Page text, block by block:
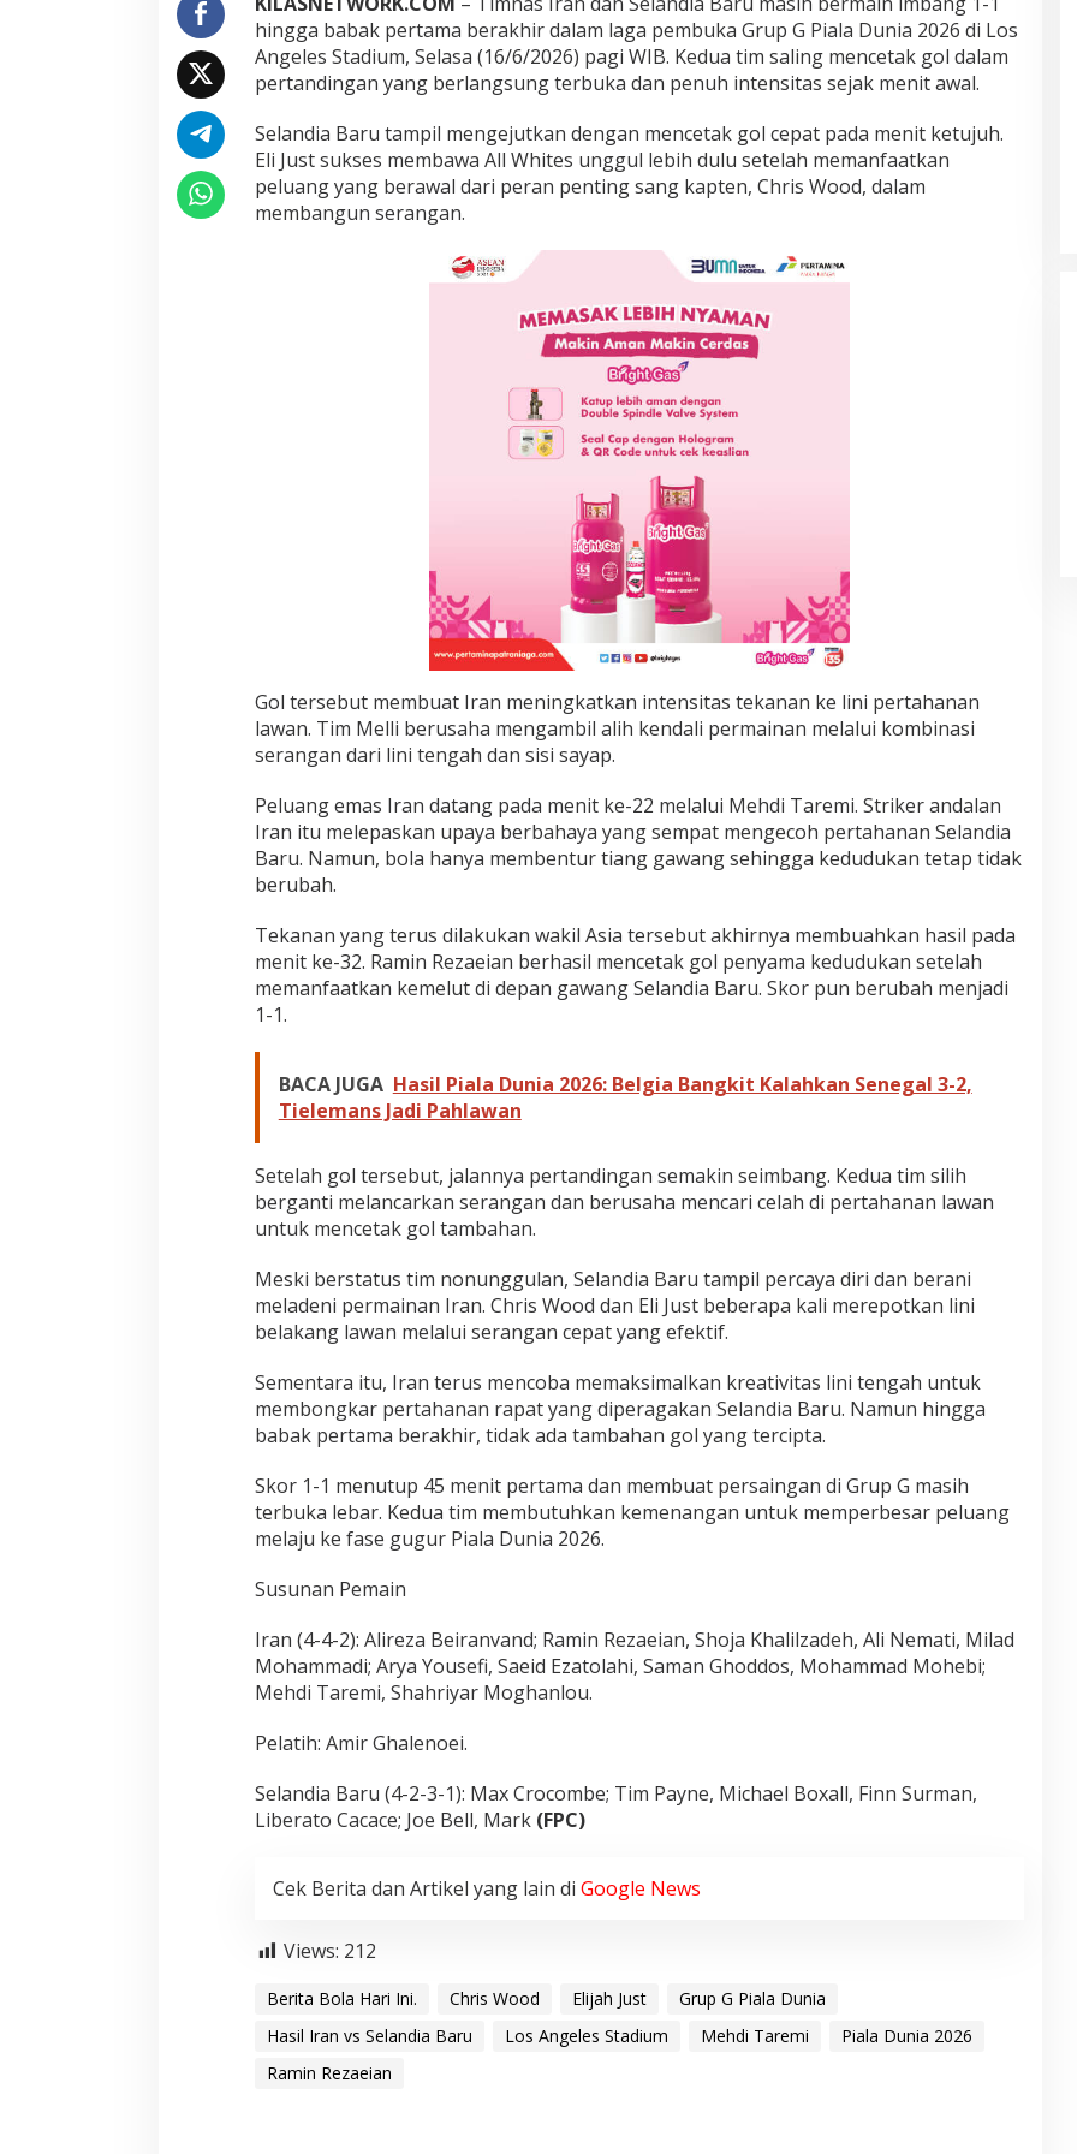
a
m
a
,
e
z
a
e
i
hingga babak pertama berakhir dalam laga pembuka Grup G Piala Dunia 2026 di Los
Angeles Stadium, Selasa (16/6/2026) pagi WIB. Kedua tim saling mencetak gol dalam
pertandingan yang berlangsung terbuka dan penuh intensitas sejak menit awal.
Selandia Baru tampil mengejutkan dengan mencetak gol cepat pada menit ketujuh.
Eli Just sukses membawa All Whites unggul lebih dulu setelah memanfaatkan
peluang yang berawal dari peran penting sang kapten, Chris Wood, dalam
membangun serangan.
Gol tersebut membuat Iran meningkatkan intensitas tekanan ke lini pertahanan
lawan. Tim Melli berusaha mengambil alih kendali permainan melalui kombinasi
serangan dari lini tengah dan sisi sayap.
Peluang emas Iran datang pada menit ke-22 melalui Mehdi Taremi. Striker andalan
Iran itu melepaskan upaya berbahaya yang sempat mengecoh pertahanan Selandia
Baru. Namun, bola hanya membentur tiang gawang sehingga kedudukan tetap tidak
berubah.
Tekanan yang terus dilakukan wakil Asia tersebut akhirnya membuahkan hasil pada
menit ke-32. Ramin Rezaeian berhasil mencetak gol penyama kedudukan setelah
memanfaatkan kemelut di depan gawang Selandia Baru. Skor pun berubah menjadi
1-1.
BACA JUGA Hasil Piala Dunia 2026: Belgia Bangkit Kalahkan Senegal 3-2,
Tielemans Jadi Pahlawan
Setelah gol tersebut, jalannya pertandingan semakin seimbang. Kedua tim silih
berganti melancarkan serangan dan berusaha mencari celah di pertahanan lawan
untuk mencetak gol tambahan.
Meski berstatus tim nonunggulan, Selandia Baru tampil percaya diri dan berani
meladeni permainan Iran. Chris Wood dan Eli Just beberapa kali merepotkan lini
belakang lawan melalui serangan cepat yang efektif.
Sementara itu, Iran terus mencoba memaksimalkan kreativitas lini tengah untuk
membongkar pertahanan rapat yang diperagakan Selandia Baru. Namun hingga
babak pertama berakhir, tidak ada tambahan gol yang tercipta.
Skor 1-1 menutup 45 menit pertama dan membuat persaingan di Grup G masih
terbuka lebar. Kedua tim membutuhkan kemenangan untuk memperbesar peluang
melaju ke fase gugur Piala Dunia 2026.
Susunan Pemain
Iran (4-4-2): Alireza Beiranvand; Ramin Rezaeian, Shoja Khalilzadeh, Ali Nemati, Milad
Mohammadi; Arya Yousefi, Saeid Ezatolahi, Saman Ghoddos, Mohammad Mohebi;
Mehdi Taremi, Shahriyar Moghanlou.
Pelatih: Amir Ghalenoei.
Selandia Baru (4-2-3-1): Max Crocombe; Tim Payne, Michael Boxall, Finn Surman,
Liberato Cacace; Joe Bell, Mark (FPC)
Cek Berita dan Artikel yang lain di Google News
Views: 212
Berita Bola Hari Ini. Chris Wood Elijah Just
Grup G Piala Dunia
Hasil Iran vs Selandia Baru
Los Angeles Stadium Mehdi Taremi
Piala Dunia 2026
Ramin Rezaeian
Prancis Amankan Tiket Semifinal
Piala Dunia 2026 Usai Taklukkan